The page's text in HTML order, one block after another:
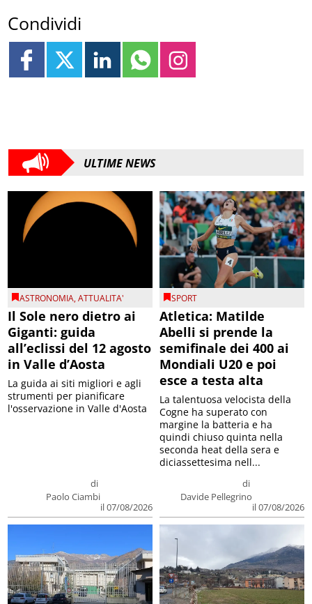
Condividi
ULTIME NEWS
ASTRONOMIA,ATTUALITA'
Il Sole nero dietro ai
Giganti: guida
all’eclissi del 12 agosto
in Valle d’Aosta
di
Paolo Ciambi
il 07/08/2026
La guida ai siti migliori e agli
strumenti per pianificare
l'osservazione in Valle d'Aosta
SPORT
Atletica: Matilde
Abelli si prende la
semifinale dei 400 ai
Mondiali U20 e poi
esce a testa alta
di
Davide Pellegrino
il 07/08/2026
La talentuosa velocista della
Cogne ha superato con
margine la batteria e ha
quindi chiuso quinta nella
seconda heat della sera e
diciassettesima nell...